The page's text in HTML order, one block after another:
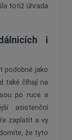
totiž úhrada
i
podobné jako
také číhají na
po ruce a
asistenční
zaplatit a vy
že tyto